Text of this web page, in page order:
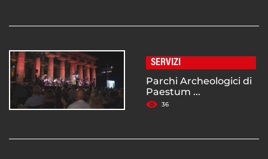
SERVIZI
Parchi Archeologici di
Paestum ...
36